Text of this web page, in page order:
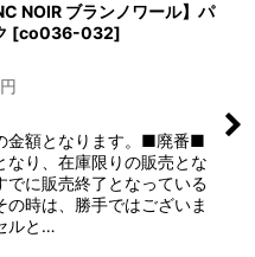
NOIR ブランノワール】パ
[co036-032]
円
金額となります。■廃番■
なり、在庫限りの販売とな
でに販売終了となっている
時は、勝手ではございま
ルと…